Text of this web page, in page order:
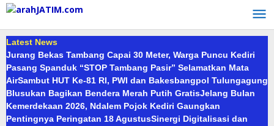
Lewati
konten
Latest News
Jurang Bekas Tambang Capai 30 Meter, Warga Puncu Kediri
Pasang Spanduk “STOP Tambang Pasir” Selamatkan Mata
AirSambut HUT Ke-81 RI, PWI dan Bakesbangpol Tulungagung
Blusukan Bagikan Bendera Merah Putih GratisJelang Bulan
Kemerdekaan 2026, Ndalem Pojok Kediri Gaungkan
Pentingnya Peringatan 18 AgustusSinergi Digitalisasi dan